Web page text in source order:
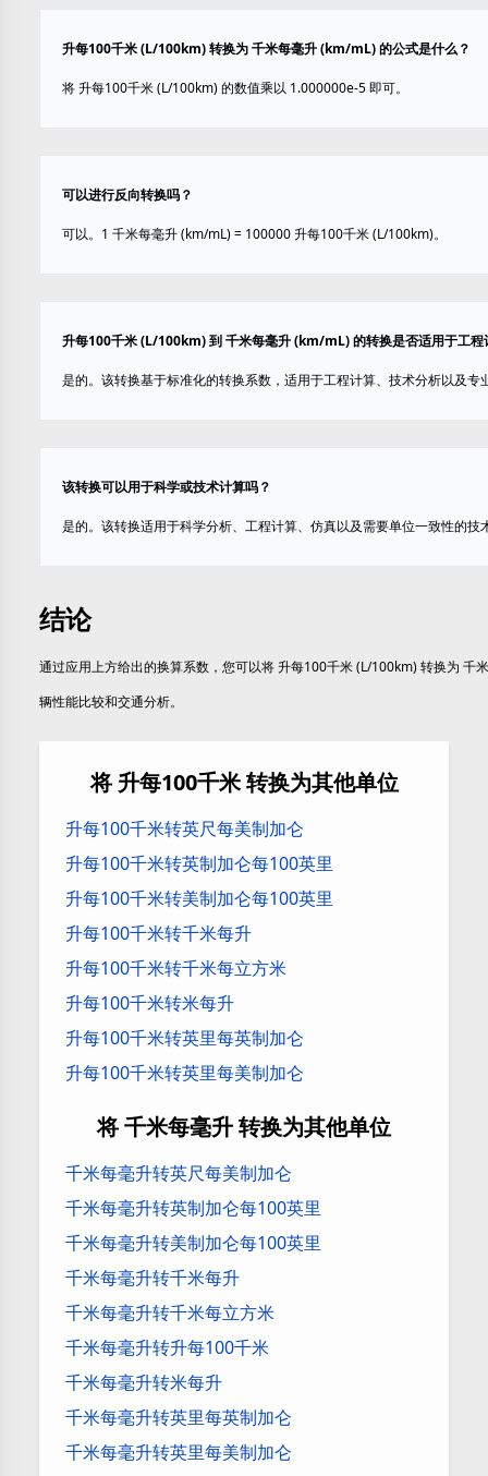
升每100千米 (L/100km) 转换为 千米每毫升 (km/mL) 的公式是什么？
将 升每100千米 (L/100km) 的数值乘以 1.000000e-5 即可。
可以进行反向转换吗？
可以。1 千米每毫升 (km/mL) = 100000 升每100千米 (L/100km)。
升每100千米 (L/100km) 到 千米每毫升 (km/mL) 的转换是否适用于工程
是的。该转换基于标准化的转换系数，适用于工程计算、技术分析以及专
该转换可以用于科学或技术计算吗？
是的。该转换适用于科学分析、工程计算、仿真以及需要单位一致性的技
结论
通过应用上方给出的换算系数，您可以将 升每100千米 (L/100km) 转换为 千
辆性能比较和交通分析。
将 升每100千米 转换为其他单位
升每100千米转英尺每美制加仑
升每100千米转英制加仑每100英里
升每100千米转美制加仑每100英里
升每100千米转千米每升
升每100千米转千米每立方米
升每100千米转米每升
升每100千米转英里每英制加仑
升每100千米转英里每美制加仑
将 千米每毫升 转换为其他单位
千米每毫升转英尺每美制加仑
千米每毫升转英制加仑每100英里
千米每毫升转美制加仑每100英里
千米每毫升转千米每升
千米每毫升转千米每立方米
千米每毫升转升每100千米
千米每毫升转米每升
千米每毫升转英里每英制加仑
千米每毫升转英里每美制加仑